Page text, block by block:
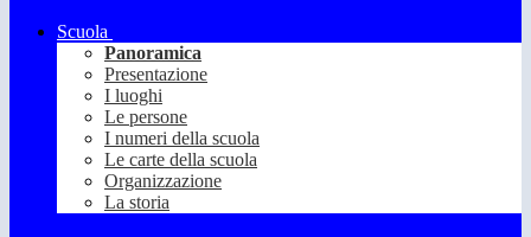
Scuola
Panoramica
Presentazione
I luoghi
Le persone
I numeri della scuola
Le carte della scuola
Organizzazione
La storia